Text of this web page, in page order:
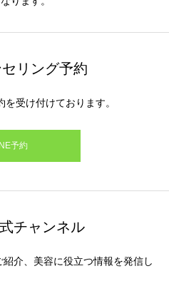
リング予約
受け付けております。
予約
チャンネル
介、美容に役立つ情報を発信し